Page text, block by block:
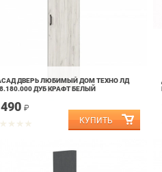
ДВЕРЬ ЛЮБИМЫЙ ДОМ ТЕХНО ЛД
ДУБ КРАФТ БЕЛЫЙ
₽